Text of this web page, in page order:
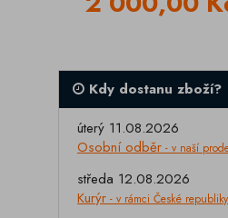
Kdy dostanu zboží?
úterý 11.08.2026
Osobní odběr - v naší
středa 12.08.2026
Kurýr - v rámci České republiky